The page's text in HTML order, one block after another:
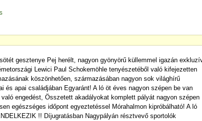
gesztenye Pej herélt, nagyon gyönyörű küllemmel igazán
Lewici Paul Schokemöhle tenyészetéből való kifejezetten
köszönhetően, származásában nagyon sok világhírű
és apai családjában Egyaránt! A ló öt éves nagyon szépen be van
engedést, Összetett akadályokat komplett pályát nagyon szépen
egészséges időpont egyeztetéssel Mórahalmon kipróbálható! A ló
!! Díjugratásban Nagypályán résztvevő sportolók